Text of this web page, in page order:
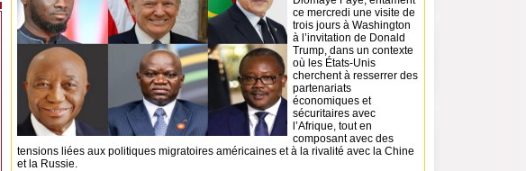
ce mercredi une visite de
trois jours à Washington
à l’invitation de Donald
Trump, dans un contexte
où les États-Unis
cherchent à resserrer des
partenariats
économiques et
sécuritaires avec
l’Afrique, tout en
composant avec des
tensions liées aux politiques migratoires américaines et à la rivalité avec la Chine
et la Russie.